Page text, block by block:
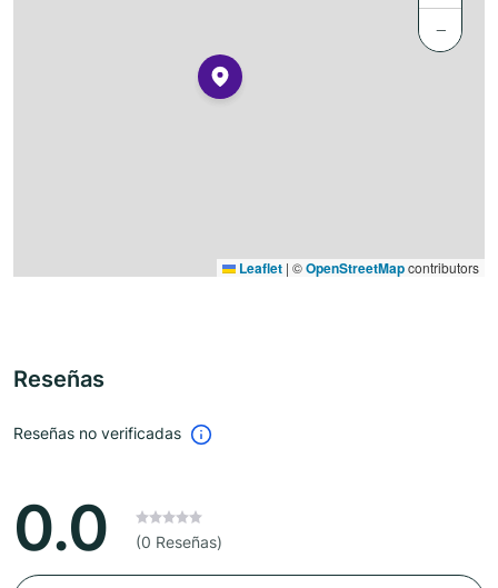
−
Leaflet | ©OpenStreetMapcontributors
Reseñas
Reseñas no verificadas
0.0 (0 Reseñas)